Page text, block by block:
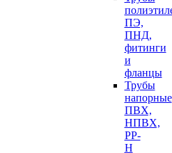
ПЭ,
ПНД,
фитинги
и
фланцы
Трубы
напорные
ПВХ,
НПВХ,
PP-
H